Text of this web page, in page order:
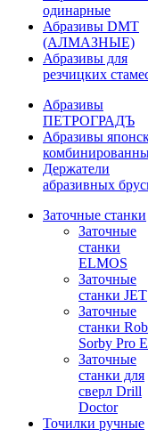
одинарные
Абразивы DMT
(АЛМАЗНЫЕ)
Абразивы для
резчицких
Абразивы
ПЕТРОГРАДЪ
Абразивы
Держатели
абразивных
Заточные станки
Заточные
станки
ELMOS
Заточные
станки JET
Заточные
станки
Sorby Pro
Заточные
станки для
сверл Drill
Doctor
Точилки ручные